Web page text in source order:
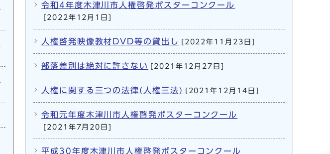
令和4年度木津川市人権啓発ポスターコンクール
[2022年12月1日]
人権啓発映像教材DVD等の貸出し [2022年11月23日]
部落差別は絶対に許さない [2021年12月27日]
人権に関する三つの法律(人権三法) [2021年12月14日]
令和元年度木津川市人権啓発ポスターコンクール
[2021年7月20日]
平成30年度木津川市人権啓発ポスターコンクール